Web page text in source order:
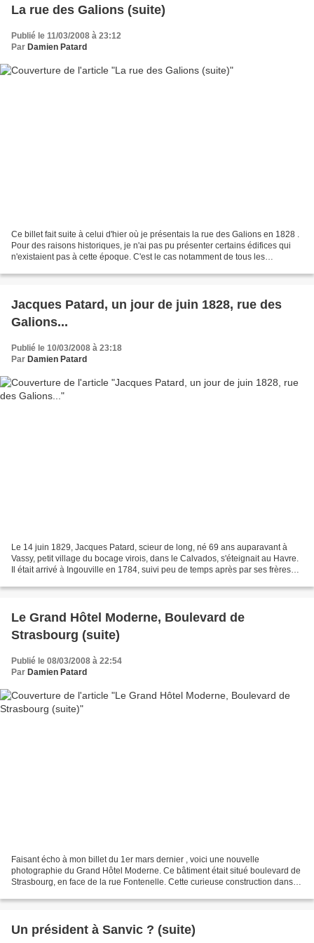
La rue des Galions (suite)
Publié le 11/03/2008 à 23:12
Par Damien Patard
Ce billet fait suite à celui d'hier où je présentais la rue des Galions en 1828 .
Pour des raisons historiques, je n'ai pas pu présenter certains édifices qui
n'existaient pas à cette époque. C'est le cas notamment de tous les
Jacques Patard, un jour de juin 1828, rue des
Galions...
Publié le 10/03/2008 à 23:18
Par Damien Patard
Le 14 juin 1829, Jacques Patard, scieur de long, né 69 ans auparavant à
Vassy, petit village du bocage virois, dans le Calvados, s'éteignait au Havre.
Il était arrivé à Ingouville en 1784, suivi peu de temps après par ses frères
Le Grand Hôtel Moderne, Boulevard de
Strasbourg (suite)
Publié le 08/03/2008 à 22:54
Par Damien Patard
Faisant écho à mon billet du 1er mars dernier , voici une nouvelle
photographie du Grand Hôtel Moderne. Ce bâtiment était situé boulevard de
Strasbourg, en face de la rue Fontenelle. Cette curieuse construction dans le
Un président à Sanvic ? (suite)